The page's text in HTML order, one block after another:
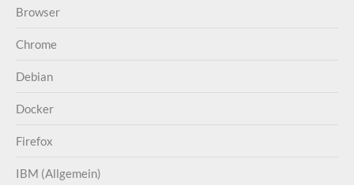
Browser
Chrome
Debian
Docker
Firefox
IBM (Allgemein)